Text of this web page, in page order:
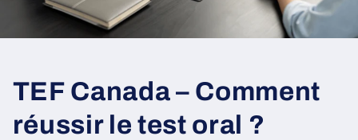
TEF Canada – Comment
réussir le test oral ?